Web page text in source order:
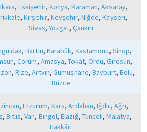
, Eskişehir, Konya, Karaman, Aksaray,
, Kırşehir, Nevşehir, Niğde, Kayseri,
Sivas, Yozgat, Çankırı
, Bartın, Karabük, Kastamonu, Sinop,
, Çorum, Amasya, Tokat, Ordu, Giresun,
, Rize, Artvin, Gümüşhane, Bayburt, Bolu,
Düzce
, Erzurum, Kars, Ardahan, Iğdır, Ağrı,
, Bitlis, Van, Bingöl, Elazığ, Tunceli, Malatya,
Hakkâri